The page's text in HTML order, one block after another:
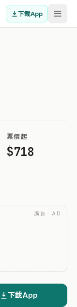
下載App
票價起
$718
廣告 · AD
下載App